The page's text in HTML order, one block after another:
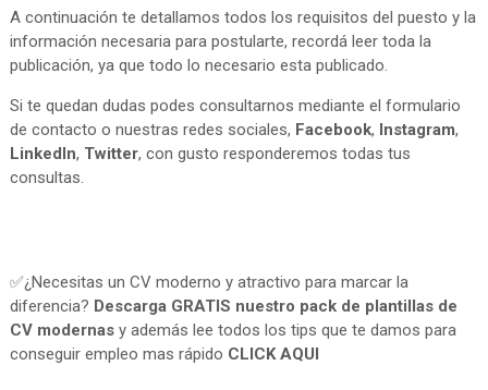
A continuación te detallamos todos los requisitos del puesto y la
información necesaria para postularte, recordá leer toda la
publicación, ya que todo lo necesario esta publicado.
Si te quedan dudas podes consultarnos mediante el formulario
de contacto o nuestras redes sociales, Facebook, Instagram,
LinkedIn, Twitter, con gusto responderemos todas tus
consultas.
✅¿Necesitas un CV moderno y atractivo para marcar la
diferencia? Descarga GRATIS nuestro pack de plantillas de
CV modernasy además lee todos los tips que te damos para
conseguir empleo mas rápido CLICK AQUI